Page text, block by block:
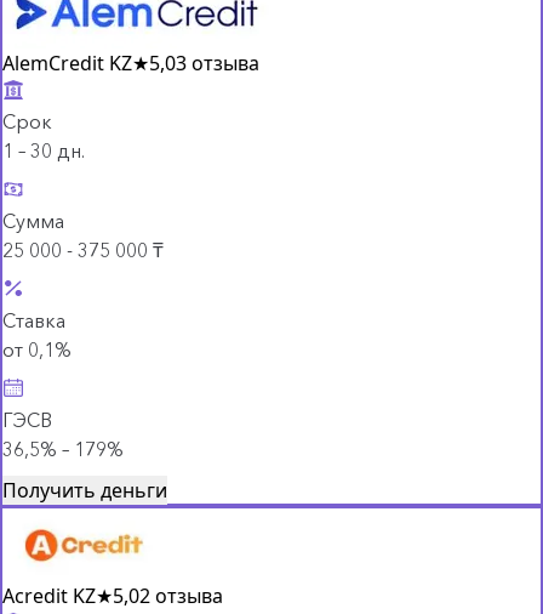
AlemCredit KZ★5,03 отзыва
Срок
1 – 30 дн.
Сумма
25 000 - 375 000 ₸
Ставка
от 0,1%
ГЭСВ
36,5% – 179%
Получить деньги
Acredit KZ★5,02 отзыва